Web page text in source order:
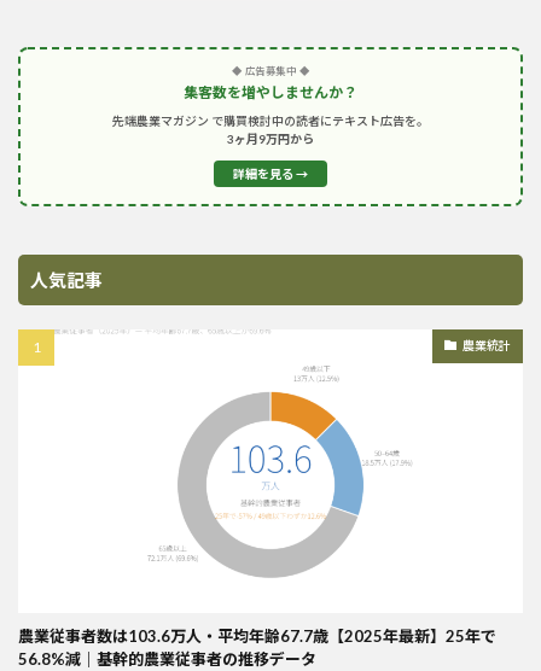
◆ 広告募集中 ◆
集客数を増やしませんか？
先端農業マガジン で購買検討中の読者にテキスト広告を。
3ヶ月9万円から
詳細を見る →
人気記事
農業統計
農業従事者数は103.6万人・平均年齢67.7歳【2025年最新】25年で
56.8%減｜基幹的農業従事者の推移データ